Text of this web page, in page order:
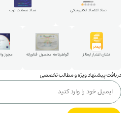
ارتباط با مدیرعامل
نماد اعتماد الکترونیکی نماد ضمانت ترب
نشان اعتبار ایمالز گواهینامه محصول فناورانه مجوز
دریافت پیشنهاد ویژه و مطالب تخصصی